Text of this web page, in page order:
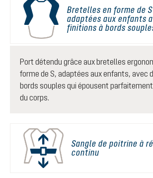
Bretelles en forme de S
adaptées aux enfants
finitions à bords
Port détendu grâce aux bretelles
forme de S, adaptées aux enfants, avec
bords souples qui épousent
du corps.
Sangle de poitrine à
continu